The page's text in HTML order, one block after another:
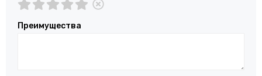
Преимущества